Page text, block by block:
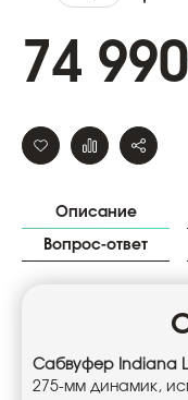
74 990
Описание
Вопрос-ответ
Сабвуфер Indiana
275-мм динамик,